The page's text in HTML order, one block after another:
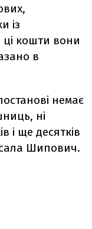
із
ці кошти вони
в
немає
ні
і ще десятків
Шипович.